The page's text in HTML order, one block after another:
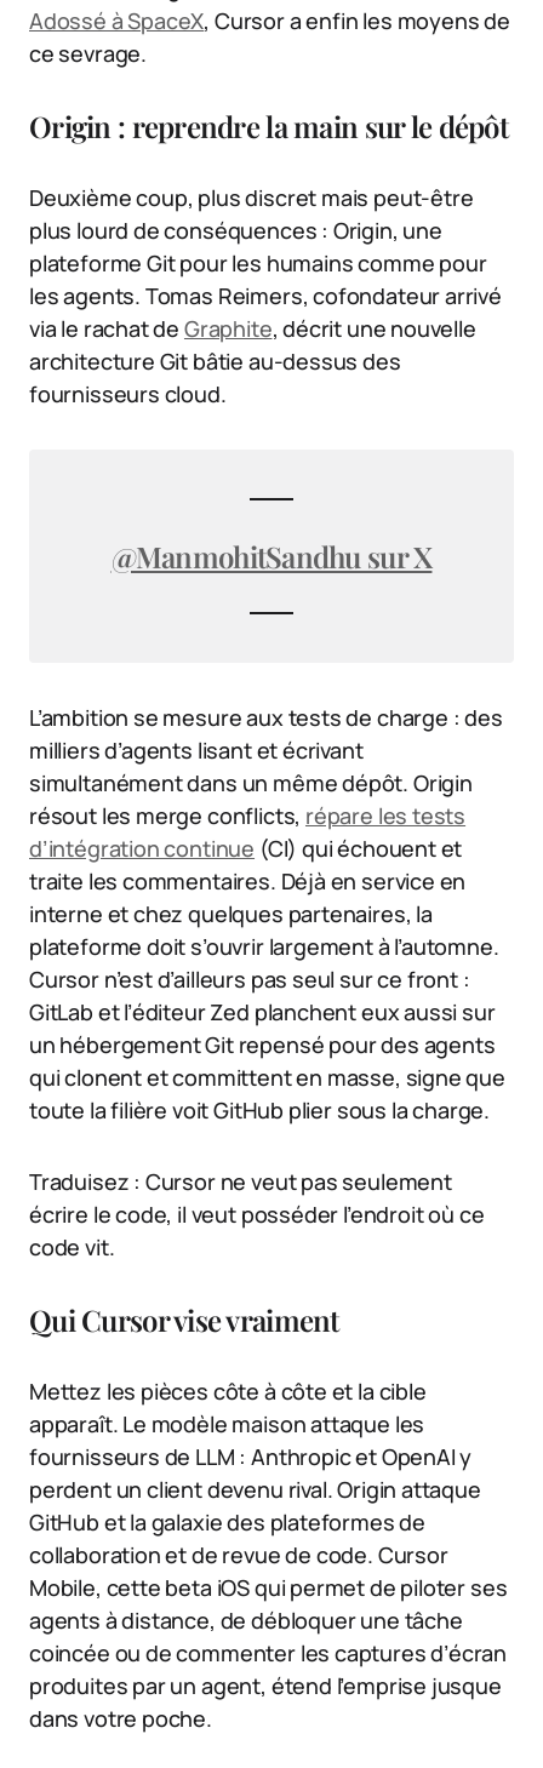
Adossé à SpaceX, Cursor a enfin les moyens de
ce sevrage.
Origin : reprendre la main sur le dépôt
Deuxième coup, plus discret mais peut-être
plus lourd de conséquences : Origin, une
plateforme Git pour les humains comme pour
les agents. Tomas Reimers, cofondateur arrivé
via le rachat de Graphite, décrit une nouvelle
architecture Git bâtie au-dessus des
fournisseurs cloud.
@ManmohitSandhu sur X
L’ambition se mesure aux tests de charge : des
milliers d’agents lisant et écrivant
simultanément dans un même dépôt. Origin
résout les merge conflicts, répare les tests
d’intégration continue (CI) qui échouent et
traite les commentaires. Déjà en service en
interne et chez quelques partenaires, la
plateforme doit s’ouvrir largement à l’automne.
Cursor n’est d’ailleurs pas seul sur ce front :
GitLab et l’éditeur Zed planchent eux aussi sur
un hébergement Git repensé pour des agents
qui clonent et committent en masse, signe que
toute la filière voit GitHub plier sous la charge.
Traduisez : Cursor ne veut pas seulement
écrire le code, il veut posséder l’endroit où ce
code vit.
Qui Cursor vise vraiment
Mettez les pièces côte à côte et la cible
apparaît. Le modèle maison attaque les
fournisseurs de LLM : Anthropic et OpenAI y
perdent un client devenu rival. Origin attaque
GitHub et la galaxie des plateformes de
collaboration et de revue de code. Cursor
Mobile, cette beta iOS qui permet de piloter ses
agents à distance, de débloquer une tâche
coincée ou de commenter les captures d’écran
produites par un agent, étend l’emprise jusque
dans votre poche.